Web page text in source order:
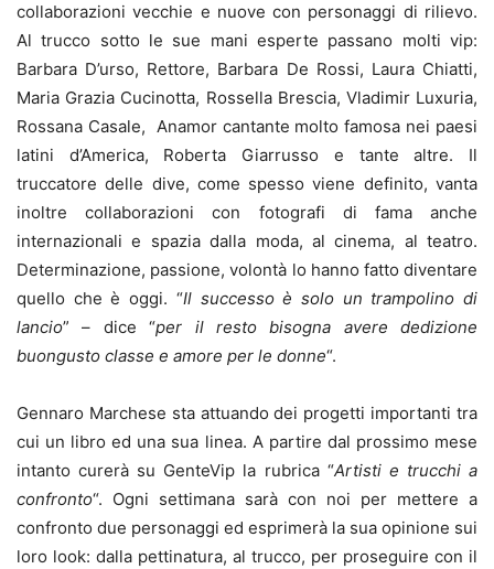
collaborazioni vecchie e nuove con personaggi di rilievo.
Al trucco sotto le sue mani esperte passano molti vip:
Barbara D’urso, Rettore, Barbara De Rossi, Laura Chiatti,
Maria Grazia Cucinotta, Rossella Brescia, Vladimir Luxuria,
Rossana Casale, Anamor cantante molto famosa nei paesi
latini d’America, Roberta Giarrusso e tante altre. Il
truccatore delle dive, come spesso viene definito, vanta
inoltre collaborazioni con fotografi di fama anche
internazionali e spazia dalla moda, al cinema, al teatro.
Determinazione, passione, volontà lo hanno fatto diventare
quello che è oggi. “Il successo è solo un trampolino di
lancio” – dice “per il resto bisogna avere dedizione
buongusto classe e amore per le donne“.
Gennaro Marchese sta attuando dei progetti importanti tra
cui un libro ed una sua linea. A partire dal prossimo mese
intanto curerà su GenteVip la rubrica “Artisti e trucchi a
confronto“. Ogni settimana sarà con noi per mettere a
confronto due personaggi ed esprimerà la sua opinione sui
loro look: dalla pettinatura, al trucco, per proseguire con il